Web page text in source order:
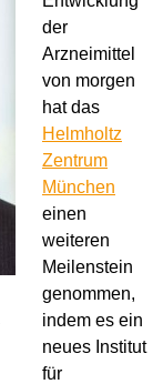
der
Arzneimittel
von morgen
hat das
Helmholtz
Zentrum
München
einen
weiteren
Meilenstein
genommen,
indem es ein
neues Institut
für